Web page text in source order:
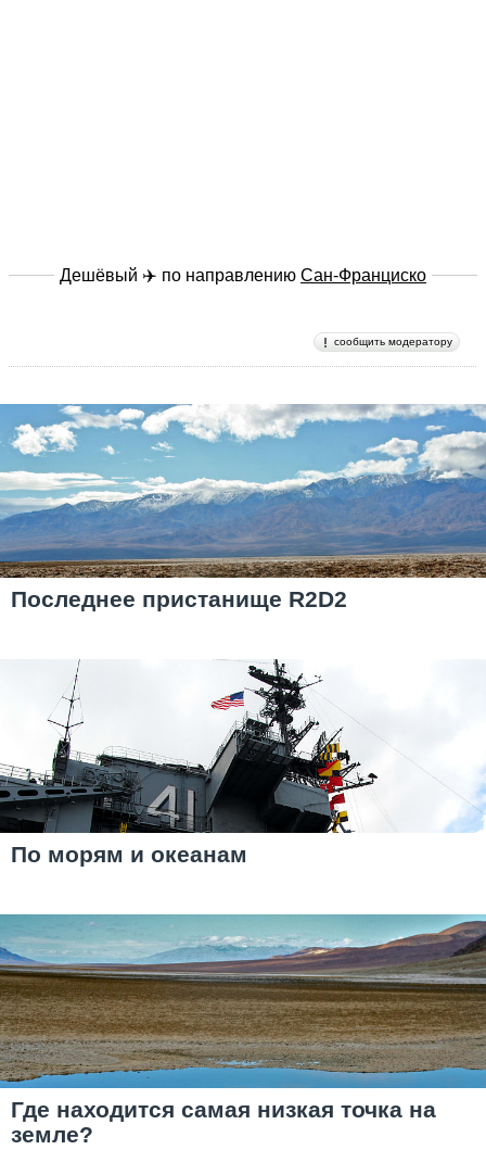
Дешёвый ✈️ по направлению Сан-Франциско
сообщить модератору
Последнее пристанище R2D2
По морям и океанам
Где находится самая низкая точка на
земле?